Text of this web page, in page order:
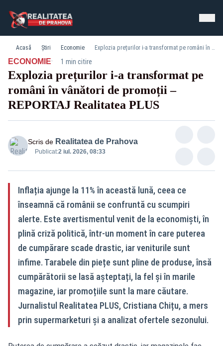
Acasă Știri Economie Explozia prețurilor i‑a transformat pe români în vânători de promoții – REPORTAJ Realitatea PLUS
ECONOMIE· 1 min citire
Explozia prețurilor i‑a transformat pe
români în vânători de promoții –
REPORTAJ Realitatea PLUS
Scris de Realitatea de Prahova
Publicat:2 iul. 2026, 08:33
Inflația ajunge la 11% în această lună, ceea ce
înseamnă că românii se confruntă cu scumpiri
alerte. Este avertismentul venit de la economiști, în
plină criză politică, într‑un moment în care puterea
de cumpărare scade drastic, iar veniturile sunt
infime. Tarabele din piețe sunt pline de produse, însă
cumpărătorii se lasă așteptați, la fel și în marile
magazine, iar promoțiile sunt la mare căutare.
Jurnalistul Realitatea PLUS, Cristiana Chițu, a mers
prin supermarketuri și a analizat ofertele sezonului.